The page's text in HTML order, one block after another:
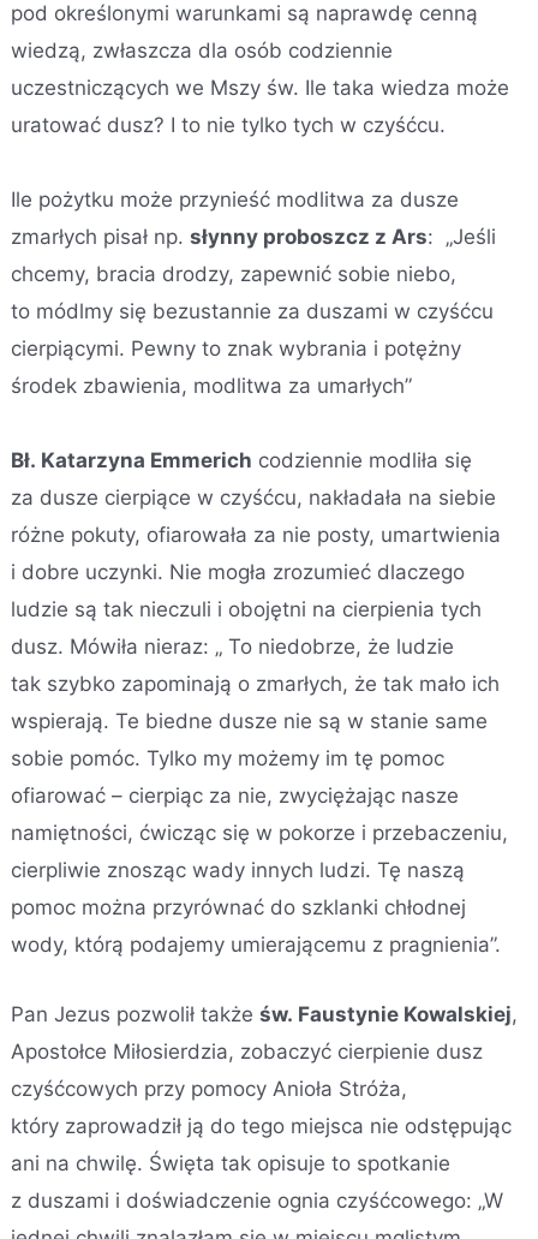
pod określonymi warunkami są naprawdę cenną
wiedzą, zwłaszcza dla osób codziennie
uczestniczących we Mszy św. Ile taka wiedza może
uratować dusz? I to nie tylko tych w czyśćcu.
Ile pożytku może przynieść modlitwa za dusze
zmarłych pisał np.słynny proboszcz z Ars: „Jeśli
chcemy, bracia drodzy, zapewnić sobie niebo,
to módlmy się bezustannie za duszami w czyśćcu
cierpiącymi. Pewny to znak wybrania i potężny
środek zbawienia, modlitwa za umarłych”
Bł. Katarzyna Emmerich codziennie modliła się
za dusze cierpiące w czyśćcu, nakładała na siebie
różne pokuty, ofiarowała za nie posty, umartwienia
i dobre uczynki. Nie mogła zrozumieć dlaczego
ludzie są tak nieczuli i obojętni na cierpienia tych
dusz. Mówiła nieraz: „ To niedobrze, że ludzie
tak szybko zapominają o zmarłych, że tak mało ich
wspierają. Te biedne dusze nie są w stanie same
sobie pomóc. Tylko my możemy im tę pomoc
ofiarować – cierpiąc za nie, zwyciężając nasze
namiętności, ćwicząc się w pokorze i przebaczeniu,
cierpliwie znosząc wady innych ludzi. Tę naszą
pomoc można przyrównać do szklanki chłodnej
wody, którą podajemy umierającemu z pragnienia”.
Pan Jezus pozwolił takżeśw. Faustynie Kowalskiej,
Apostołce Miłosierdzia, zobaczyć cierpienie dusz
czyśćcowych przy pomocy Anioła Stróża,
który zaprowadził ją do tego miejsca nie odstępując
ani na chwilę. Święta tak opisuje to spotkanie
z duszami i doświadczenie ognia czyśćcowego: „W